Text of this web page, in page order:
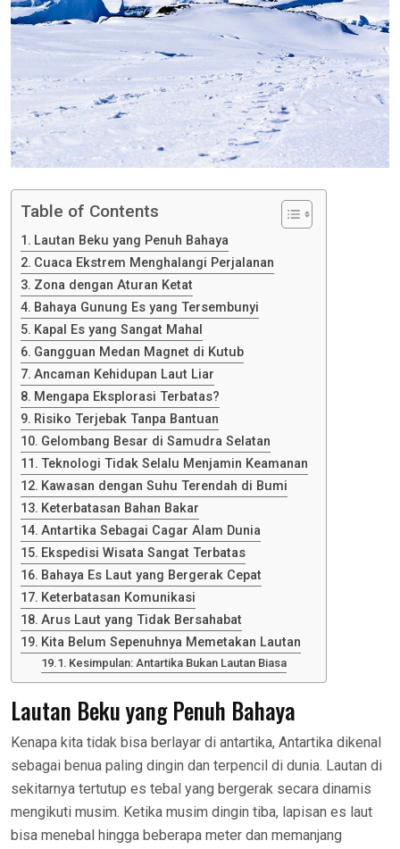
Table of Contents
Lautan Beku yang Penuh Bahaya
Cuaca Ekstrem Menghalangi Perjalanan
Zona dengan Aturan Ketat
Bahaya Gunung Es yang Tersembunyi
Kapal Es yang Sangat Mahal
Gangguan Medan Magnet di Kutub
Ancaman Kehidupan Laut Liar
Mengapa Eksplorasi Terbatas?
Risiko Terjebak Tanpa Bantuan
Gelombang Besar di Samudra Selatan
Teknologi Tidak Selalu Menjamin Keamanan
Kawasan dengan Suhu Terendah di Bumi
Keterbatasan Bahan Bakar
Antartika Sebagai Cagar Alam Dunia
Ekspedisi Wisata Sangat Terbatas
Bahaya Es Laut yang Bergerak Cepat
Keterbatasan Komunikasi
Arus Laut yang Tidak Bersahabat
Kita Belum Sepenuhnya Memetakan Lautan
Kesimpulan: Antartika Bukan Lautan Biasa
Lautan Beku yang Penuh Bahaya
Kenapa kita tidak bisa berlayar di antartika, Antartika dikenal
sebagai benua paling dingin dan terpencil di dunia. Lautan di
sekitarnya tertutup es tebal yang bergerak secara dinamis
mengikuti musim. Ketika musim dingin tiba, lapisan es laut
bisa menebal hingga beberapa meter dan memanjang